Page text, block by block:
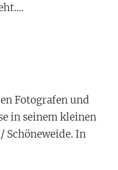
Fotografen und
in seinem kleinen
Schöneweide. In